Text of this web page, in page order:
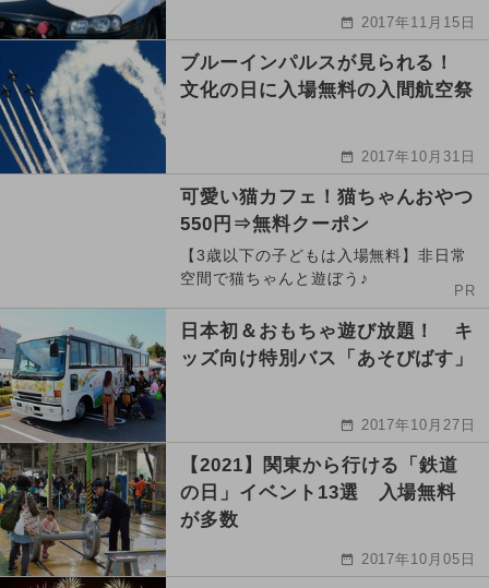
2017年11月15日
ブルーインパルスが見られる！
文化の日に入場無料の入間航空祭
2017年10月31日
可愛い猫カフェ！猫ちゃんおやつ
550円⇒無料クーポン
【3歳以下の子どもは入場無料】非日常
空間で猫ちゃんと遊ぼう♪
PR
日本初＆おもちゃ遊び放題！ キ
ッズ向け特別バス「あそびばす」
2017年10月27日
【2021】関東から行ける「鉄道
の日」イベント13選 入場無料
が多数
2017年10月05日